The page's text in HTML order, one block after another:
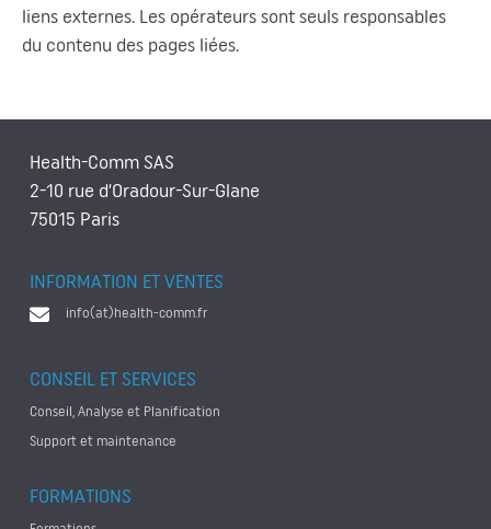
liens externes. Les opérateurs sont seuls responsables
du contenu des pages liées.
Health-Comm SAS
2-10 rue d’Oradour-Sur-Glane
75015 Paris
INFORMATION ET VENTES
info(at)health-comm.fr
CONSEIL ET SERVICES
Conseil, Analyse et Planification
Support et maintenance
FORMATIONS